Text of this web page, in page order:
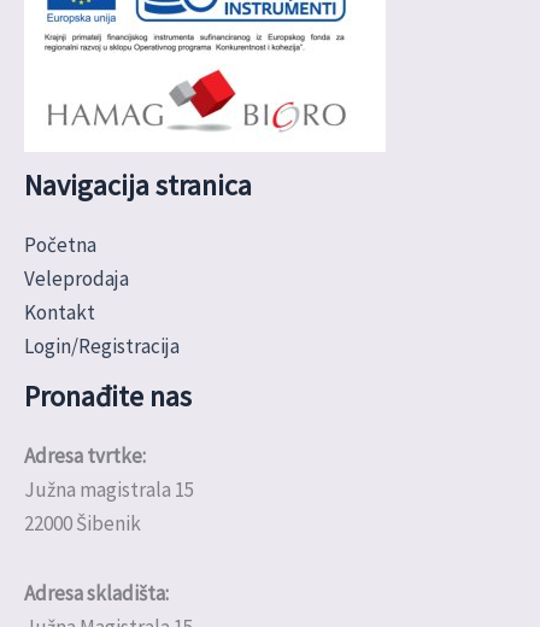
Navigacija stranica
Početna
Veleprodaja
Kontakt
Login/Registracija
Pronađite nas
Adresa tvrtke:
Južna magistrala 15
22000 Šibenik
Adresa skladišta: